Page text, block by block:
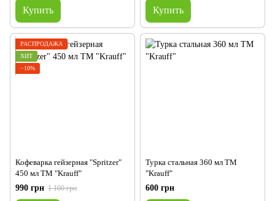
Купить Купить
РАСПРОДАЖА
ХИТ
−10%
Кофеварка гейзерная "Spritzer"
450 мл TM "Krauff"
990 грн 1 100 грн
Турка стальная 360 мл TM
"Krauff"
600 грн